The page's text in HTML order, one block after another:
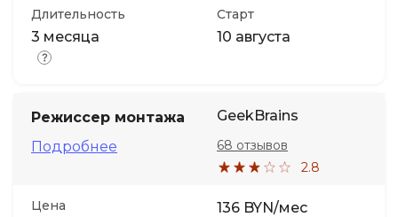
Длительность
3 месяца
Старт
10 августа
Режиссер монтажа
Подробнее
GeekBrains
2.8
68 отзывов
Цена 136 BYN/мес